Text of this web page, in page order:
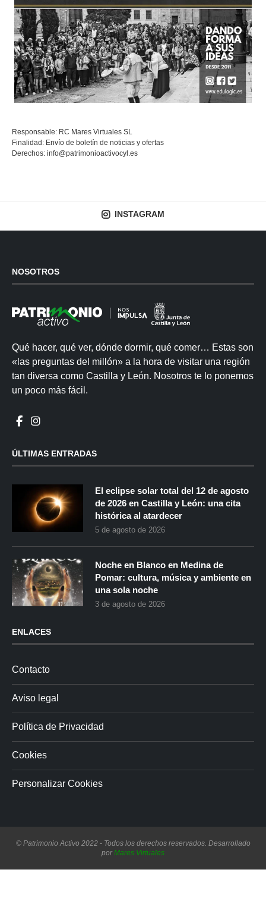
Responsable: RC Mares Virtuales SL
Finalidad: Envío de boletín de noticias y ofertas
Derechos: info@patrimonioactivocyl.es
INSTAGRAM
NOSOTROS
Qué hacer, qué ver, dónde dormir, qué comer… Estas son
«las preguntas del millón» a la hora de visitar una región
tan diversa como Castilla y León. Nosotros te lo ponemos
un poco más fácil.
ÚLTIMAS ENTRADAS
El eclipse solar total del 12 de agosto
de 2026 en Castilla y León: una cita
histórica al atardecer
5 de agosto de 2026
Noche en Blanco en Medina de
Pomar: cultura, música y ambiente en
una sola noche
3 de agosto de 2026
ENLACES
Contacto
Aviso legal
Política de Privacidad
Cookies
Personalizar Cookies
© Patrimonio Activo 2022 - Todos los derechos reservados. Desarrollado
porMares Virtuales